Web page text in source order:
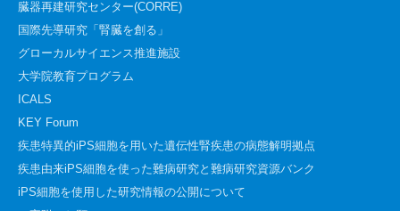
臓器再建研究センター(CORRE)
国際先導研究「腎臓を創る」
グローカルサイエンス推進施設
大学院教育プログラム
ICALS
KEY Forum
疾患特異的iPS細胞を用いた遺伝性腎疾患の病態解明拠点
疾患由来iPS細胞を使った難病研究と難病研究資源バンク
iPS細胞を使用した研究情報の公開について